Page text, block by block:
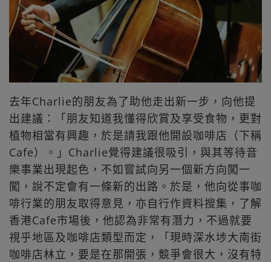
去年Charlie的朋友為了助他走出新一步，向他提
出建議：「朋友知道我懂得欣賞及享受食物，更對
植物相當有興趣，於是請我跟他開設咖啡店（下稱
Cafe）。」Charlie覺得建議很吸引，與其等待音
樂事業出現起色，不如嘗試向另一個新方向闖一
闖，說不定會有一條新的出路。於是，他向從事咖
啡行業的朋友取得意見，亦自行作資料搜集，了解
香港Cafe市場後，他認為非常有潛力，不過就要
視乎地區及咖啡店類型而定，「現時深水埗大南街
咖啡店林立，要是在那開張，競爭會很大，沒有特